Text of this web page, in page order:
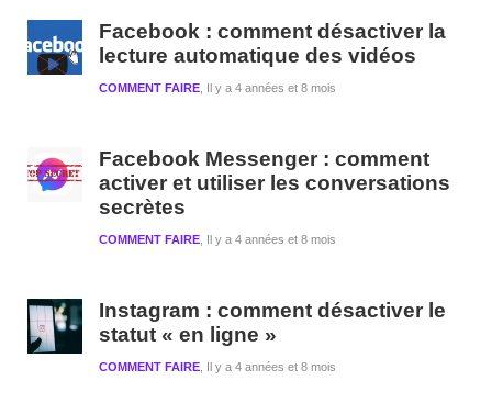
Facebook : comment désactiver la
lecture automatique des vidéos
Il y a 4 années et 8 mois
COMMENT FAIRE
Facebook Messenger : comment
activer et utiliser les conversations
secrètes
Il y a 4 années et 8 mois
COMMENT FAIRE
Instagram : comment désactiver le
statut « en ligne »
Il y a 4 années et 8 mois
COMMENT FAIRE